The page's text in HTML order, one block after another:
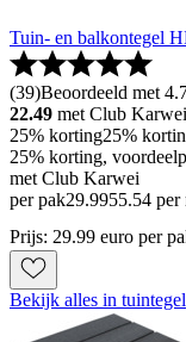
Tuin- en balkontegel
(39)Beoordeeld met
22.49 met Club Karwei
25% korting25%
25% korting,
met Club Karwei
per pak29.9955.54 per
Prijs: 29.99 euro per
Bekijk alles in tuintegel